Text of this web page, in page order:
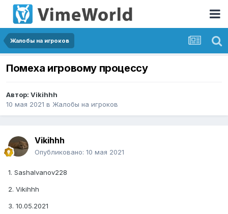
Жалобы на игроков
Помеха игровому процессу
Автор: Vikihhh
10 мая 2021 в Жалобы на игроков
Vikihhh
Опубликовано: 10 мая 2021
1. SashaIvanov228
2. Vikihhh
3. 10.05.2021